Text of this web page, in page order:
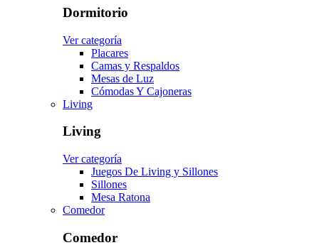
Dormitorio
Ver categoría
Placares
Camas y Respaldos
Mesas de Luz
Cómodas Y Cajoneras
Living
Living
Ver categoría
Juegos De Living y Sillones
Sillones
Mesa Ratona
Comedor
Comedor